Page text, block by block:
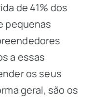
de 41% dos
pequenas
a essas
os seus
geral, são os